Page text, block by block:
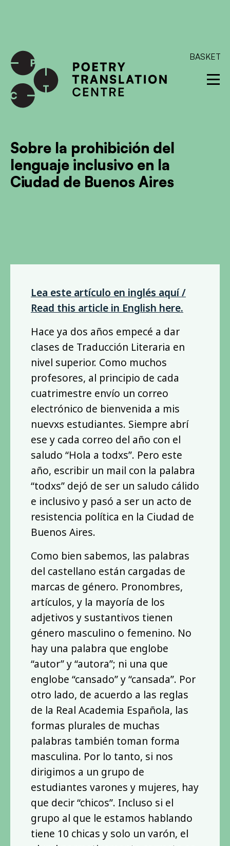
BASKET
Sobre la prohibición del
lenguaje inclusivo en la
Ciudad de Buenos Aires
Lea este artículo en inglés aquí /
Read this article in English here.
Hace ya dos años empecé a dar
clases de Traducción Literaria en
nivel superior. Como muchos
profesores, al principio de cada
cuatrimestre envío un correo
electrónico de bienvenida a mis
nuevxs estudiantes. Siempre abrí
ese y cada correo del año con el
saludo “Hola a todxs”. Pero este
año, escribir un mail con la palabra
“todxs” dejó de ser un saludo cálido
e inclusivo y pasó a ser un acto de
resistencia política en la Ciudad de
Buenos Aires.
Como bien sabemos, las palabras
del castellano están cargadas de
marcas de género. Pronombres,
artículos, y la mayoría de los
adjetivos y sustantivos tienen
género masculino o femenino. No
hay una palabra que englobe
“autor” y “autora”; ni una que
englobe “cansado” y “cansada”. Por
otro lado, de acuerdo a las reglas
de la Real Academia Española, las
formas plurales de muchas
palabras también toman forma
masculina. Por lo tanto, si nos
dirigimos a un grupo de
estudiantes varones y mujeres, hay
que decir “chicos”. Incluso si el
grupo al que le estamos hablando
tiene 10 chicas y solo un varón, el